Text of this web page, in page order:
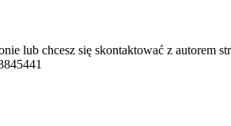
lub chcesz się skontaktować z autorem